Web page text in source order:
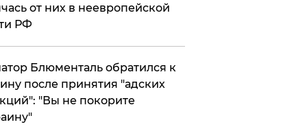
от них в неевропейской
РФ
Блюменталь обратился к
после принятия "адских
"Вы не покорите